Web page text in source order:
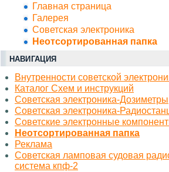
Главная страница
Галерея
Советская электроника
Неотсортированная папка
НАВИГАЦИЯ
Внутренности советской
Каталог Схем и инструкций
Советская электроника-Дозиметры
Советская электроника-
Советские электронные
Неотсортированная папка
Реклама
Советская ламповая судовая
система кпф-2